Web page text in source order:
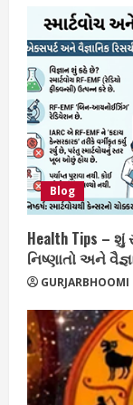
Blog
Health Tips – શું
નિષ્ણાતો અને
GURJARBHOOMI